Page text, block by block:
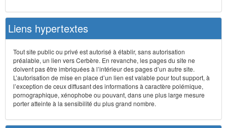
Liens hypertextes
Tout site public ou privé est autorisé à établir, sans autorisation
préalable, un lien vers Cerbère. En revanche, les pages du site ne
doivent pas être imbriquées à l’intérieur des pages d’un autre site.
L’autorisation de mise en place d’un lien est valable pour tout support, à
l’exception de ceux diffusant des informations à caractère polémique,
pornographique, xénophobe ou pouvant, dans une plus large mesure
porter atteinte à la sensibilité du plus grand nombre.